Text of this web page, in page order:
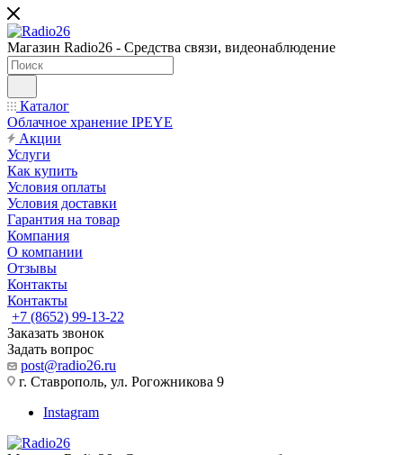
Магазин Radio26 - Средства связи, видеонаблюдение
Каталог
Облачное хранение IPEYE
Акции
Услуги
Как купить
Условия оплаты
Условия доставки
Гарантия на товар
Компания
О компании
Отзывы
Контакты
Контакты
+7 (8652) 99-13-22
Заказать звонок
Задать вопрос
post@radio26.ru
г. Ставрополь, ул. Рогожникова 9
Instagram